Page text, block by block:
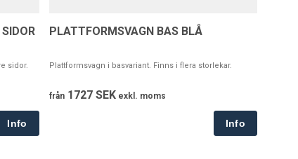
sidor.
PLATTFORMSVAGN BAS BLÅ
Plattformsvagn i basvariant. Finns i flera storlekar.
från1727 SEKexkl. moms